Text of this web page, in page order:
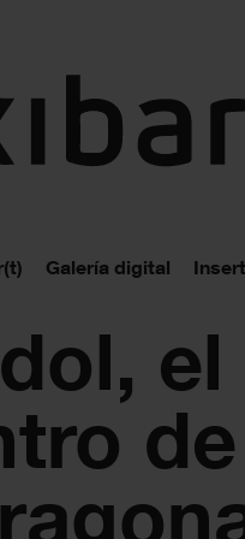
Galería digital